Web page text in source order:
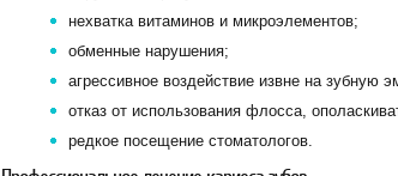
нехватка витаминов и микроэлементов;
обменные нарушения;
агрессивное воздействие извне на зубную
отказ от использования флосса,
редкое посещение стоматологов.